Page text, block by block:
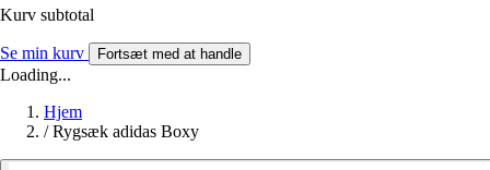
Kurv subtotal
Se min kurv Fortsæt med at handle
Loading...
Hjem
/ Rygsæk adidas Boxy